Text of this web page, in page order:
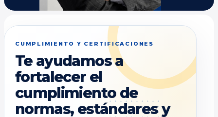
CUMPLIMIENTO Y CERTIFICACIONES
Te ayudamos a
fortalecer el
cumplimiento de
normas, estándares y